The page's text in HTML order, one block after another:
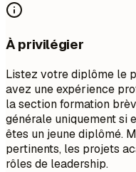
À privilégier
Listez votre diplôme le
avez une expérience
la section formation
générale uniquement si
êtes un jeune diplômé.
pertinents, les projets
rôles de leadership.